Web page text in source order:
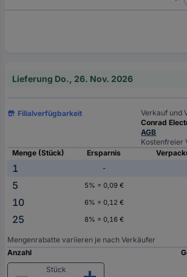
Lieferung Do., 26. Nov. 2026
Filialverfügbarkeit
Verkauf und
Conrad
AGB
Kostenfreier
Menge (Stück)
Ersparnis
1 -
5
5% = 0,09 €
10
6% = 0,12 €
25
8% = 0,16 €
Mengenrabatte variieren je nach Verkäufer
Anzahl
Stück